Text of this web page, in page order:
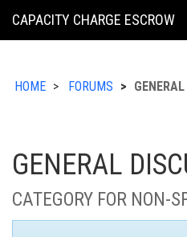
KING
CAPACITY CHARGE ESCROW
HOME FORUMS
GENERAL
CATEGORY FOR NON-